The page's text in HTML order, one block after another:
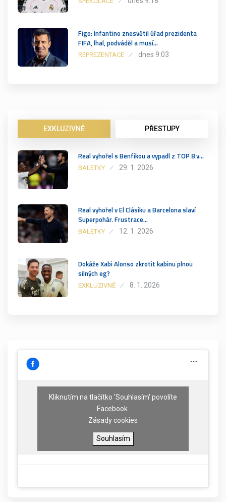
Figo: Infantino znesvětil úřad prezidenta
FIFA, lhal, podváděl a musí…
REPREZENTACE dnes 9:03
EXKLUZIVNĚ PŘESTUPY
Real vyhořel s Benfikou a vypadl z TOP 8 v…
BALETKY 29. 1. 2026
Real vyhořel v El Clásiku a Barcelona slaví
Superpohár. Frustrace…
BALETKY 12. 1. 2026
Dokáže Xabi Alonso zkrotit kabinu plnou
silných eg?
EXKLUZIVNĚ 8. 1. 2026
Kliknutím na tlačítko 'Souhlasím' povolíte
Facebook
Zásady cookies
Souhlasím